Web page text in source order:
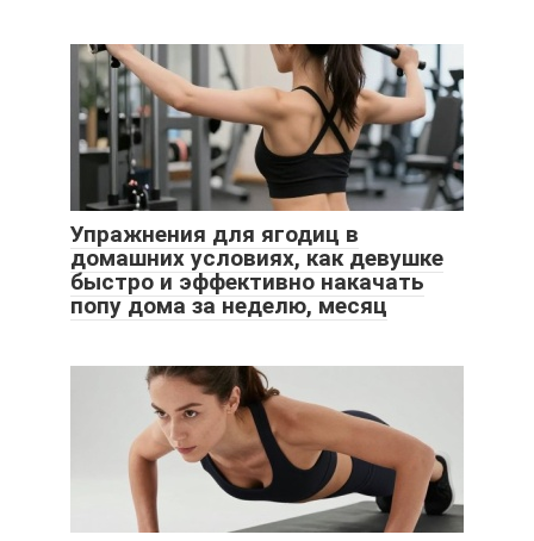
Упражнения для ягодиц в
домашних условиях, как девушке
быстро и эффективно накачать
попу дома за неделю, месяц